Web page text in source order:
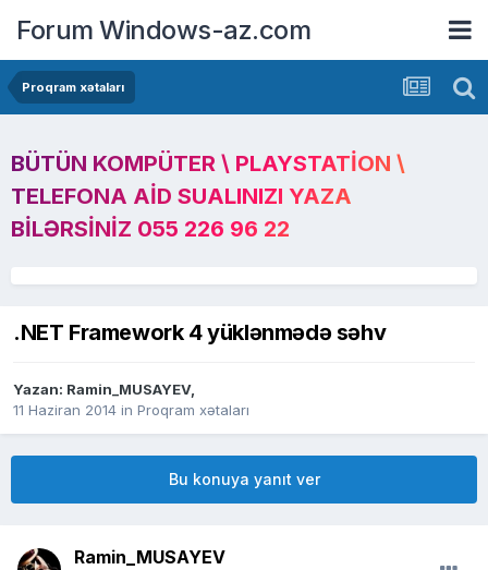
Forum Windows-az.com
Proqram xətaları
BÜTÜN KOMPÜTER \ PLAYSTATION \
TELEFONA AID SUALINIZI YAZA
BILƏRSINIZ 055 226 96 22
.NET Framework 4 yüklənmədə səhv
Yazan: Ramin_MUSAYEV,
11 Haziran 2014 in Proqram xətaları
Bu konuya yanıt ver
Ramin_MUSAYEV